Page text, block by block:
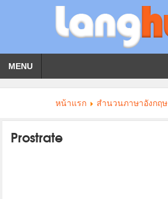
MENU
หน้าแรก สำนวนภาษาอังกฤษ
Prostrate